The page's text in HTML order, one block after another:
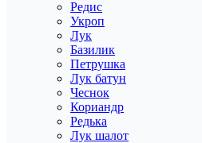
Редис
Укроп
Лук
Базилик
Петрушка
Лук батун
Чеснок
Кориандр
Редька
Лук шалот